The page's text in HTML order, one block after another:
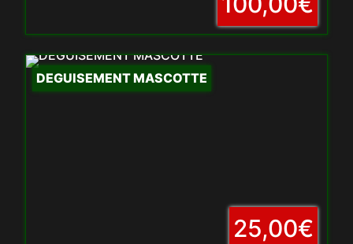
DEGUISEMENT MASCOTTE
25,00€